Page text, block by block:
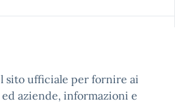
sito ufficiale per fornire ai
aziende, informazioni e